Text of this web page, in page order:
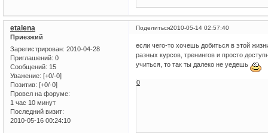
Поделиться2010-05-14 02:57:40
etalena
Приезжий
Зарегистрирован: 2010-04-28
Приглашений: 0
Сообщений: 15
Уважение: [+0/-0]
Позитив: [+0/-0]
Провел на форуме:
1 час 10 минут
Последний визит:
2010-05-16 00:24:10
если чего-то хочешь добиться в этой
разных курсов, тренингов и просто
учиться, то так ты далеко не уедешь
0